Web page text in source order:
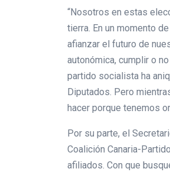
“Nosotros en estas
tierra. En un momento
afianzar el futuro de
autonómica, cumplir o
partido socialista ha
Diputados. Pero
hacer porque tenemos
Por su parte, el
Coalición Canaria-
afiliados. Con que